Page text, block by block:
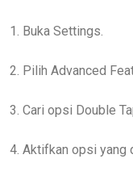
1. Buka Settings.
2. Pilih Advanced
3. Cari opsi Double
4. Aktifkan opsi yang